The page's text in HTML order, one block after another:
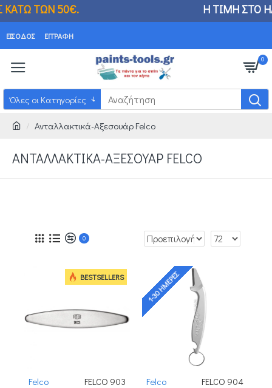
ΤΩΝ 50€. Η ΤΙΜΗ ΣΤΟ ΗΛΕΚΤΡΟΝΙΚΟ
ΕΊΣΟΔΟΣ ΕΓΓΡΑΦΉ
0
Όλες οι Κατηγορίες
Ανταλλακτικά-Αξεσουάρ Felco
ΑΝΤΑΛΛΑΚΤΙΚΆ-ΑΞΕΣΟΥΆΡ FELCO
0
BESTSELLERS
Felco FELCO 903
1-30 ΗΜΈΡΕΣ
Felco FELCO 904